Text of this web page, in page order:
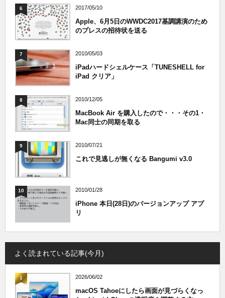
6 2017/05/10
Apple、6月5日のWWDC2017基調講演のため
のプレスの招待状を送る
7 2010/05/03
iPadハードシェルケース「TUNESHELL for
iPad クリア」
8 2010/12/05
MacBook Air を購入したので・・・その1・
Mac同士の同期を取る
9 2010/07/21
これで見逃しが無くなる Bangumi v3.0
10 2010/01/28
iPhone 本日(28日)のバージョンアップ アプ
リ
よく読まれている記事(今月)
1 2026/06/02
macOS Tahoeにしたら画面が見づらくなっ